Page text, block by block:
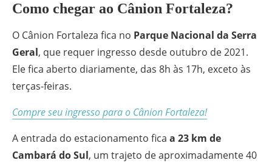
Como chegar ao Cânion Fortaleza?
O Cânion Fortaleza fica no Parque Nacional da Serra
Geral, que requer ingresso desde outubro de 2021.
Ele fica aberto diariamente, das 8h às 17h, exceto às
terças-feiras.
Compre seu ingresso para o Cânion Fortaleza!
A entrada do estacionamento fica a 23 km de
Cambará do Sul, um trajeto de aproximadamente 40